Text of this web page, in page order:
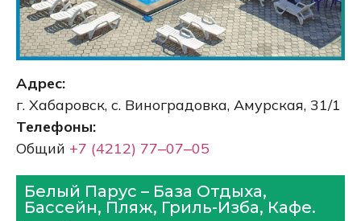
Адрес:
г. Хабаровск, с. Виноградовка, Амурская, 31/1
Телефоны:
Общий +7 (4212) 77‒07‒05
Белый Парус – База Отдыха,
Бассейн, Пляж, Гриль-Изба, Кафе.